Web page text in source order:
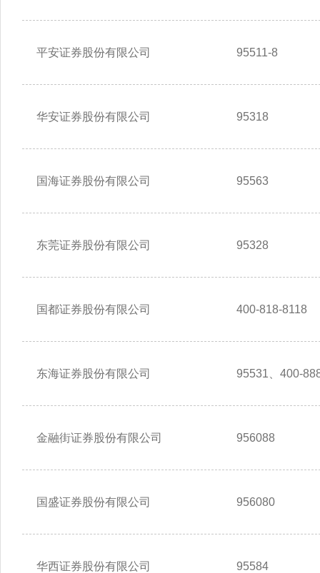
平安证券股份有限公司 95511-8
华安证券股份有限公司 95318
国海证券股份有限公司 95563
东莞证券股份有限公司 95328
国都证券股份有限公司 400-818-8118
东海证券股份有限公司 95531、400-
金融街证券股份有限公司 956088
国盛证券股份有限公司 956080
华西证券股份有限公司 95584